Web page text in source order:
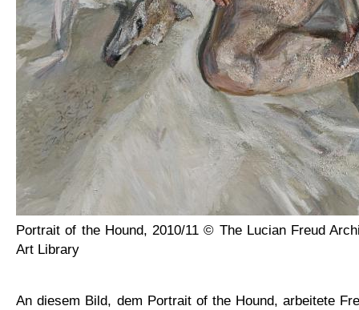
Portrait of the Hound, 2010/11 © The Lucian Freud
Art Library
An diesem Bild, dem Portrait of the Hound, arbeitete